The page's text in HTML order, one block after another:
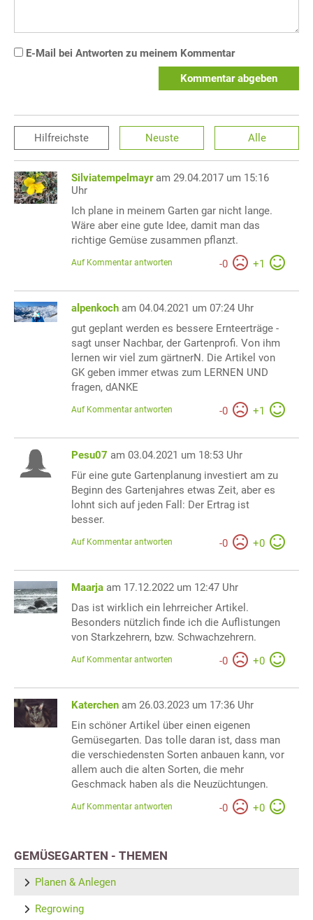
E-Mail bei Antworten zu meinem Kommentar
Kommentar abgeben
Hilfreichste Neuste Alle
Silviatempelmayr am 29.04.2017 um 15:16
Uhr
Ich plane in meinem Garten gar nicht lange.
Wäre aber eine gute Idee, damit man das
richtige Gemüse zusammen pflanzt.
-0 +1
Auf Kommentar antworten
alpenkoch am 04.04.2021 um 07:24 Uhr
gut geplant werden es bessere Ernteerträge -
sagt unser Nachbar, der Gartenprofi. Von ihm
lernen wir viel zum gärtnerN. Die Artikel von
GK geben immer etwas zum LERNEN UND
fragen, dANKE
-0 +1
Auf Kommentar antworten
Pesu07 am 03.04.2021 um 18:53 Uhr
Für eine gute Gartenplanung investiert am zu
Beginn des Gartenjahres etwas Zeit, aber es
lohnt sich auf jeden Fall: Der Ertrag ist
besser.
-0 +0
Auf Kommentar antworten
Maarja am 17.12.2022 um 12:47 Uhr
Das ist wirklich ein lehrreicher Artikel.
Besonders nützlich finde ich die Auflistungen
von Starkzehrern, bzw. Schwachzehrern.
-0 +0
Auf Kommentar antworten
Katerchen am 26.03.2023 um 17:36 Uhr
Ein schöner Artikel über einen eigenen
Gemüsegarten. Das tolle daran ist, dass man
die verschiedensten Sorten anbauen kann, vor
allem auch die alten Sorten, die mehr
Geschmack haben als die Neuzüchtungen.
-0 +0
Auf Kommentar antworten
GEMÜSEGARTEN - THEMEN
Planen & Anlegen
Regrowing